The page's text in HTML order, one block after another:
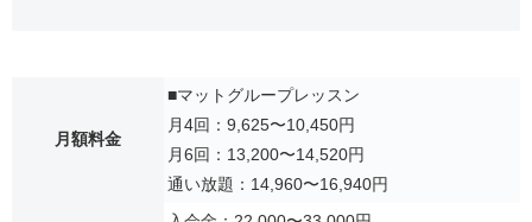
月額料金
■マットグループレッスン
月4回：9,625〜10,450円
月6回：13,200〜14,520円
通い放題：14,960〜16,940円